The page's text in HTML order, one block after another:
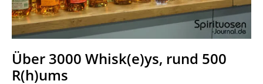
Über 3000 Whisk(e)ys, rund 500
R(h)ums